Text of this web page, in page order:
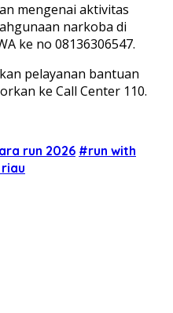
mengenai aktivitas
narkoba di
ke no 08136306547.
pelayanan bantuan
ke Call Center 110.
run 2026 #run with